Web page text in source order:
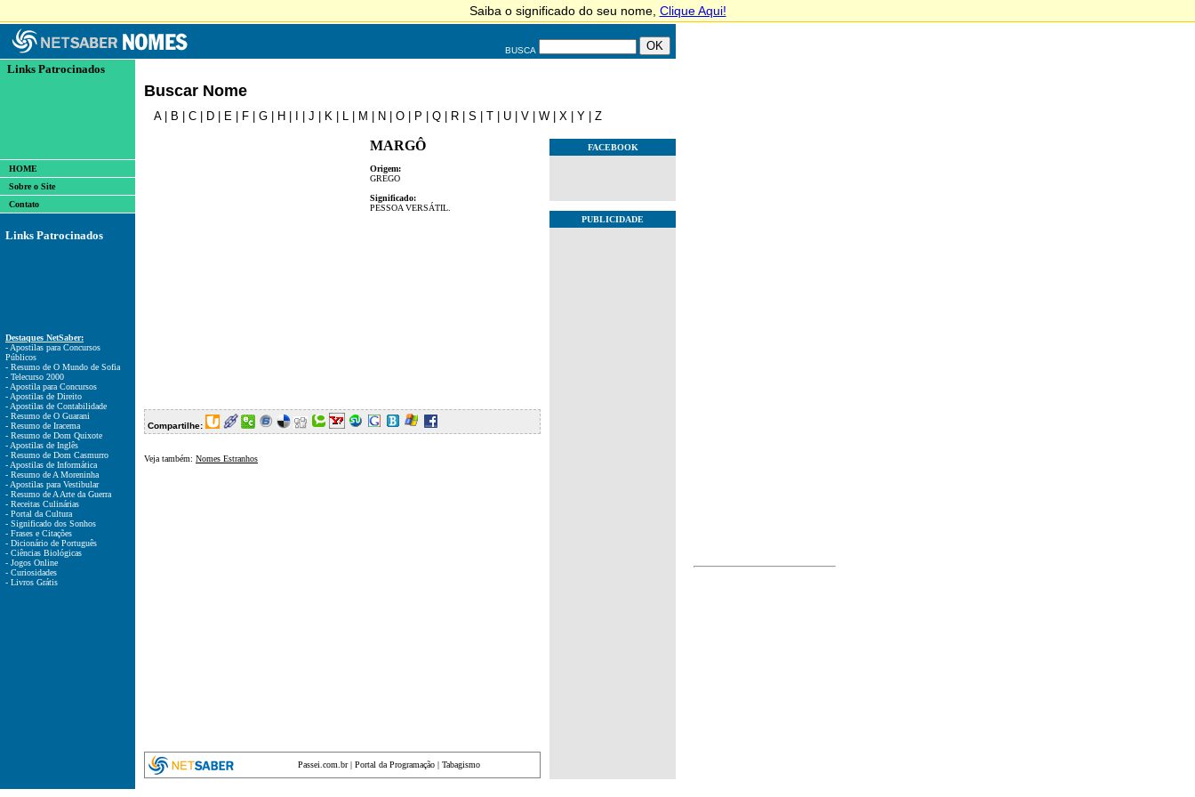
BUSCA
Links Patrocinados
HOME
Sobre o Site
Contato
Links Patrocinados
Destaques NetSaber:
- Apostilas para Concursos
Públicos
- Resumo de O Mundo de Sofia
- Telecurso 2000
- Apostila para Concursos
- Apostilas de Direito
- Apostilas de Contabilidade
- Resumo de O Guarani
- Resumo de Iracema
- Resumo de Dom Quixote
- Apostilas de Inglês
- Resumo de Dom Casmurro
- Apostilas de Informática
- Resumo de A Moreninha
- Apostilas para Vestibular
- Resumo de A Arte da Guerra
- Receitas Culinárias
- Portal da Cultura
- Significado dos Sonhos
- Frases e Citações
- Dicionário de Português
- Ciências Biológicas
- Jogos Online
- Curiosidades
- Livros Grátis
Buscar Nome
A| B C D E F G H J K L M N O P Q R S T U V W X Y Z
MARGÔ
Origem:
GREGO
Significado:
PESSOA VERSÁTIL.
Compartilhe:
Veja também: Nomes Estranhos
Passei.com.br| Portal da Programação| Tabagismo
FACEBOOK
PUBLICIDADE